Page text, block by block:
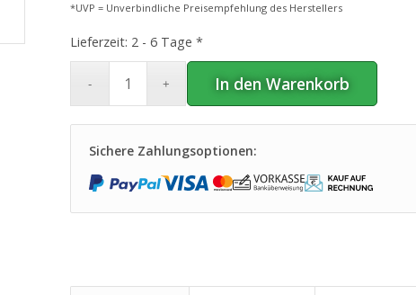
*UVP = Unverbindliche Preisempfehlung des Herstellers
Lieferzeit: 2 - 6 Tage *
In den Warenkorb
Sichere Zahlungsoptionen: